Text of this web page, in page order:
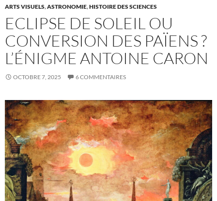
ARTS VISUELS,ASTRONOMIE,HISTOIRE DES SCIENCES
ECLIPSE DE SOLEIL OU
CONVERSION DES PAÏENS ?
L’ÉNIGME ANTOINE CARON
OCTOBRE 7, 2025 6 COMMENTAIRES